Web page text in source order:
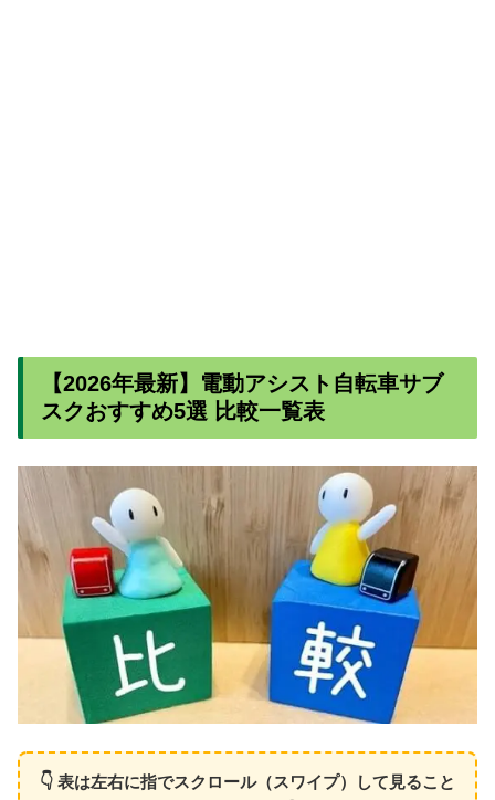
【2026年最新】電動アシスト自転車サブ
スクおすすめ5選 比較一覧表
👇 表は左右に指でスクロール（スワイプ）して見ること